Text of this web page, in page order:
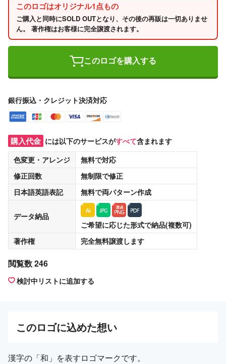
このロゴはオリジナル1点もの
ご購入と同時にSOLD OUTとなり、その後の再販は一切ありませ
ん。 著作権はお客様に完全譲渡されます。
このロゴを購入する
銀行振込・クレジット決済対応
購入代金 には以下のサービスがすべて含まれます
色変更・アレンジ
無料で対応
修正回数
無制限で修正
日本語英語表記
無料で両パターン作成
データ納品
ご希望に応じた形式で納品(複数可)
著作権
完全無料譲渡します
閲覧数 246
検討中リストに追加する
このロゴに込めた想い
漢字の「和」を表すロゴマークです。